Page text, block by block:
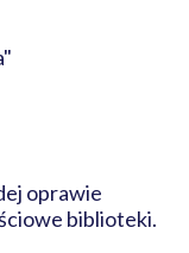
oprawie
biblioteki.